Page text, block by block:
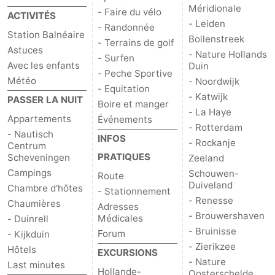
ACTIVITÉS
Station Balnéaire
Astuces
Avec les enfants
Météo
PASSER LA NUIT
Appartements
- Nautisch
Centrum
Scheveningen
Campings
Chambre d'hôtes
Chaumières
- Duinrell
- Kijkduin
Hôtels
Last minutes
- Faire du vélo
- Randonnée
- Terrains de golf
- Surfen
- Peche Sportive
- Equitation
Boire et manger
Événements
INFOS
PRATIQUES
Route
- Stationnement
Adresses
Médicales
Forum
EXCURSIONS
Hollande-
Méridionale
- Leiden
Bollenstreek
- Nature Hollands
Duin
- Noordwijk
- Katwijk
- La Haye
- Rotterdam
- Rockanje
Zeeland
Schouwen-
Duiveland
- Renesse
- Brouwershaven
- Bruinisse
- Zierikzee
- Nature